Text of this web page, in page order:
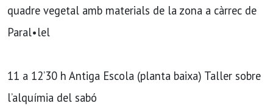
quadre vegetal amb materials de la zona a càrrec de
Paral•lel
11 a 12’30 h Antiga Escola (planta baixa) Taller sobre
l’alquímia del sabó